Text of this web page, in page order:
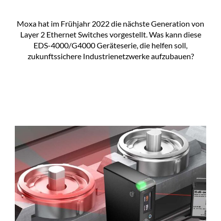
Moxa hat im Frühjahr 2022 die nächste Generation von
Layer 2 Ethernet Switches vorgestellt. Was kann diese
EDS-4000/G4000 Geräteserie, die helfen soll,
zukunftssichere Industrienetzwerke aufzubauen?